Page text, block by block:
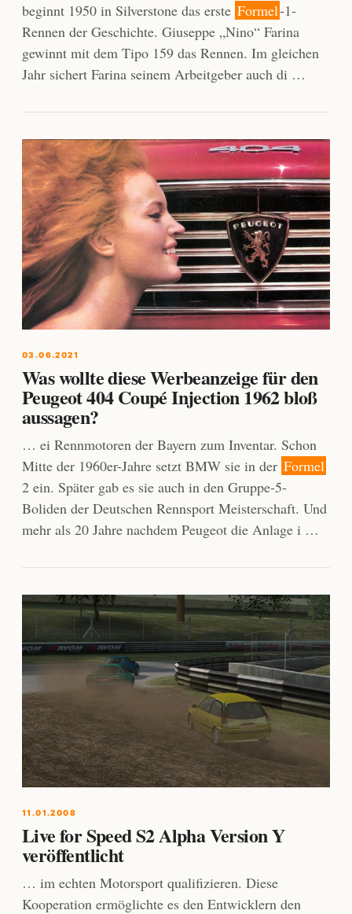
beginnt 1950 in Silverstone das erste Formel-1-
Rennen der Geschichte. Giuseppe „Nino“ Farina
gewinnt mit dem Tipo 159 das Rennen. Im gleichen
Jahr sichert Farina seinem Arbeitgeber auch di …
03.06.2021
Was wollte diese Werbeanzeige für den
Peugeot 404 Coupé Injection 1962 bloß
aussagen?
… ei Rennmotoren der Bayern zum Inventar. Schon
Mitte der 1960er-Jahre setzt BMW sie in der Formel
2 ein. Später gab es sie auch in den Gruppe-5-
Boliden der Deutschen Rennsport Meisterschaft. Und
mehr als 20 Jahre nachdem Peugeot die Anlage i …
11.01.2008
Live for Speed S2 Alpha Version Y
veröffentlicht
… im echten Motorsport qualifizieren. Diese
Kooperation ermöglichte es den Entwicklern den